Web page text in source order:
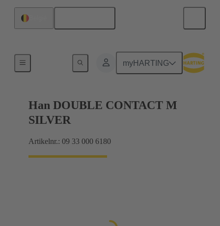
myHARTING
Han DOUBLE CONTACT M
SILVER
Artikelnr.: 09 33 000 6180